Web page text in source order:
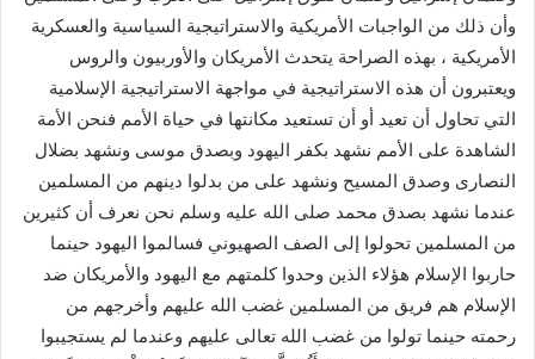
وأن ذلك من الواجبات الأمريكية والاستراتيجية السياسية والعسكرية
الأمريكية ، بهذه الصراحة يتحدث الأمريكان والأوربيون والروس
ويعتبرون أن هذه الاستراتيجية في مواجهة الاستراتيجية الإسلامية
التي تحاول أن تعيد أو أن تستعيد مكانتها في حياة الأمم فنحن الأمة
الشاهدة على الأمم نشهد بكفر اليهود وبصدق موسى ونشهد بضلال
النصارى وصدق المسيح ونشهد على من بدلوا دينهم من المسلمين
عندما نشهد بصدق محمد صلى الله عليه وسلم نحن نعرف أن كثيرين
من المسلمين تحولوا إلى الصف الصهيوني فسالموا اليهود حينما
حاربوا الإسلام هؤلاء الذين وحدوا كلمتهم مع اليهود والأمريكان ضد
الإسلام هم فريق من المسلمين غضب الله عليهم وأخرجهم من
رحمته حينما تولوا من غضب الله تعالى عليهم وعندما لم يستجيبوا